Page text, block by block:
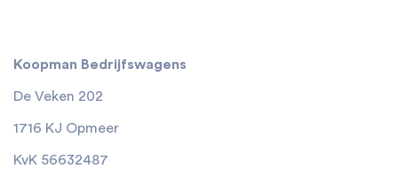
Koopman Bedrijfswagens
De Veken 202
1716 KJ Opmeer
KvK 56632487